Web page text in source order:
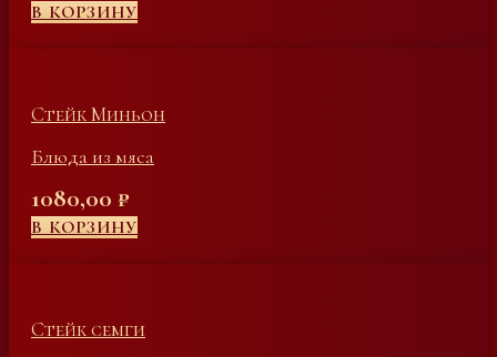
В КОРЗИНУ
Стейк Миньон
Блюда из мяса
1080,00 ₽
В КОРЗИНУ
Стейк семги